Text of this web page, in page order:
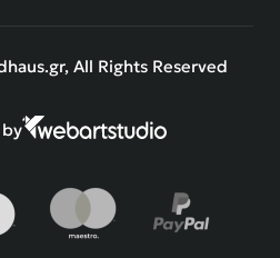
All Rights Reserved